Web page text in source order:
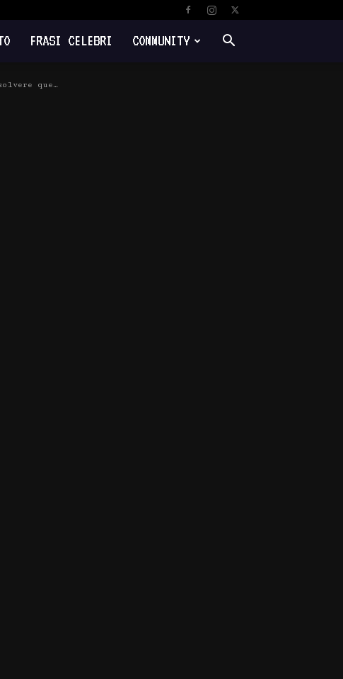
FRASI CELEBRI COMMUNITY
que…